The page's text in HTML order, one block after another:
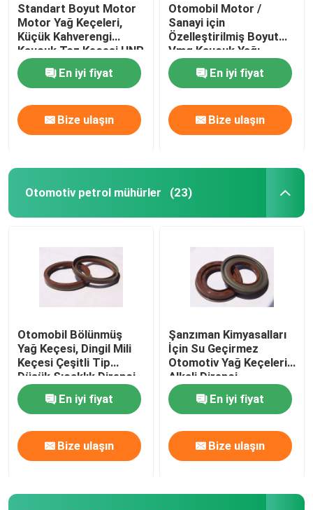
Vana kök petrol mühürler
Motor Tamir Parçaları
Elyaf Bezi Paketleme
Standart Boyut Motor
Motor Yağ Keçeleri,
Küçük Kahverengi
Kauçuk Toz Keçesi HNR
Materyal
En iyi fiyat
Bize ulaşın
Otomobil Motor /
Sanayi için
Özelleştirilmiş Boyut
Vmq Kauçuk Yağı
Dudak Mühür
En iyi fiyat
Bize ulaşın
Otomotiv petrol mühürler (23)
Otomobil Bölünmüş
Yağ Keçesi, Dingil Mili
Keçesi Çeşitli Tip
Düşük Sıcaklık Direnci
En iyi fiyat
Bize ulaşın
Şanzıman Kimyasalları
İçin Su Geçirmez
Otomotiv Yağ Keçeleri /
Alkali Direnci
En iyi fiyat
Bize ulaşın